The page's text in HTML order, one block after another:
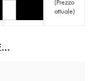
(Prezzo
attuale)